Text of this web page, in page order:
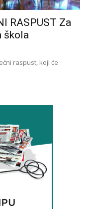
RASPUST Za
škola
raspust, koji će